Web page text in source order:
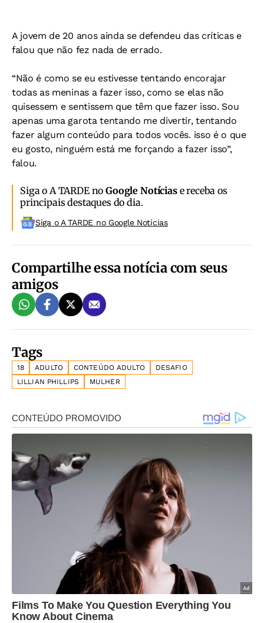
A jovem de 20 anos ainda se defendeu das críticas e
falou que não fez nada de errado.
“Não é como se eu estivesse tentando encorajar
todas as meninas a fazer isso, como se elas não
quisessem e sentissem que têm que fazer isso. Sou
apenas uma garota tentando me divertir, tentando
fazer algum conteúdo para todos vocês. isso é o que
eu gosto, ninguém está me forçando a fazer isso”,
falou.
Siga o A TARDE noGoogle Notíciase receba os
principais destaques do dia.
Siga o A TARDE no Google Noticias
Compartilhe essa notícia com seus
amigos
Tags
18 ADULTO CONTEÚDO ADULTO
DESAFIO
LILLIAN PHILLIPS
MULHER